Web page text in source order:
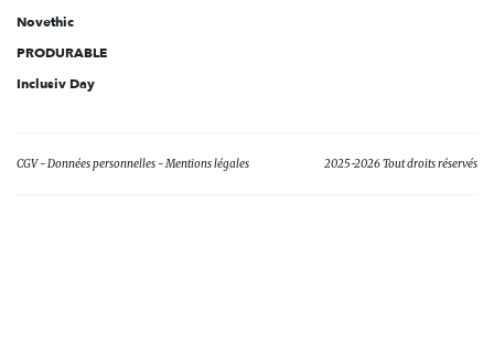
Novethic
PRODURABLE
Inclusiv Day
CGV Données personnelles Mentions légales 2025-2026 Tout droits réservés